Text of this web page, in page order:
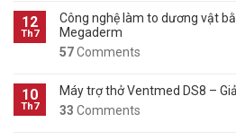
12
Th7
Công nghệ làm to dương vật
Megaderm
57Comments
10
Th7
Máy trợ thở Ventmed DS8 –
33 Comments